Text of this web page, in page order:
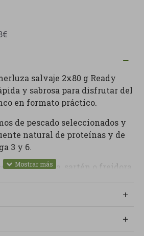
salvaje 2x80 g Ready
y sabrosa para disfrutar del
en formato práctico.
de pescado seleccionados y
natural de proteínas y de
3 y 6.
a la plancha, sartén o freidora
por fuera.
o que desean una